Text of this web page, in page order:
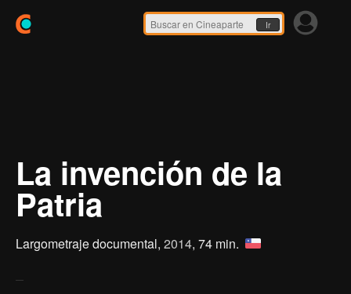
Ir
La invención de la
Patria
Largometraje documental, 2014, 74 min.